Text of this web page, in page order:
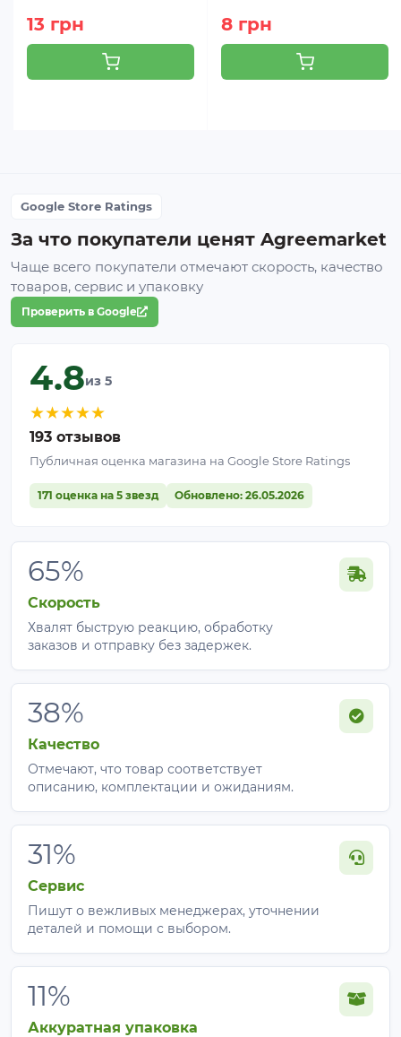
13 грн 8 грн
Google Store Ratings
За что покупатели ценят Agreemarket
Чаще всего покупатели отмечают скорость, качество
товаров, сервис и упаковку
Проверить в Google
4.8из 5
★★★★★
193 отзывов
Публичная оценка магазина на Google Store Ratings
171 оценка на 5 звезд Обновлено: 26.05.2026
65%
Скорость
Хвалят быструю реакцию, обработку
заказов и отправку без задержек.
38%
Качество
Отмечают, что товар соответствует
описанию, комплектации и ожиданиям.
31%
Сервис
Пишут о вежливых менеджерах, уточнении
деталей и помощи с выбором.
11%
Аккуратная упаковка